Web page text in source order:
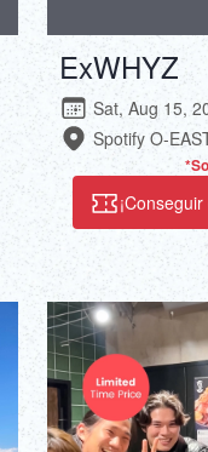
ExWHYZ
Sat, Aug 15,
Spotify O-